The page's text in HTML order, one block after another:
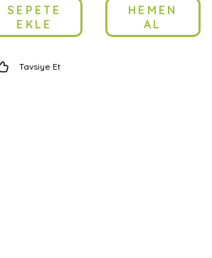
SEPETE
EKLE
HEMEN
AL
Tavsiye Et